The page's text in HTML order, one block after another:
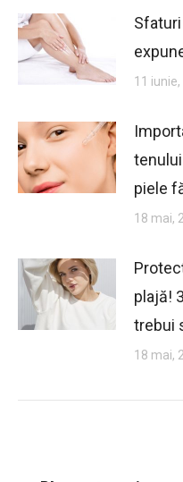
11
piele
18 mai,
plajă!
trebui
18 mai,